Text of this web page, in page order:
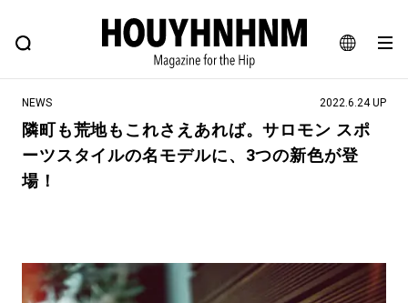
JA
EN
FEATURE BLOG SNAP
ヒップなファッション、カルチャー、ライフスタイルWEBマガジン
#注目のタグ
#NEW VINTAGE #マイナーグッド図鑑
#路地裏てぃーん。 #MONTHLY JOURNAL
NEWS 2022.6.24 UP
隣町も荒地もこれさえあれば。サロモン スポ
ーツスタイルの名モデルに、3つの新色が登
場！